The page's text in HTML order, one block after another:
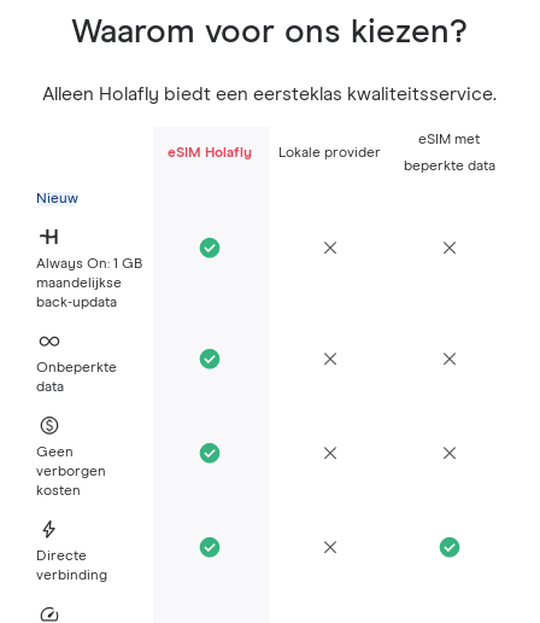
Waarom voor ons kiezen?
Alleen Holafly biedt een eersteklas kwaliteitsservice.
eSIM Holafly Lokale provider
eSIM met
beperkte data
Nieuw
Always On: 1 GB
maandelijkse
back-updata
Onbeperkte
data
Geen
verborgen
kosten
Directe
verbinding